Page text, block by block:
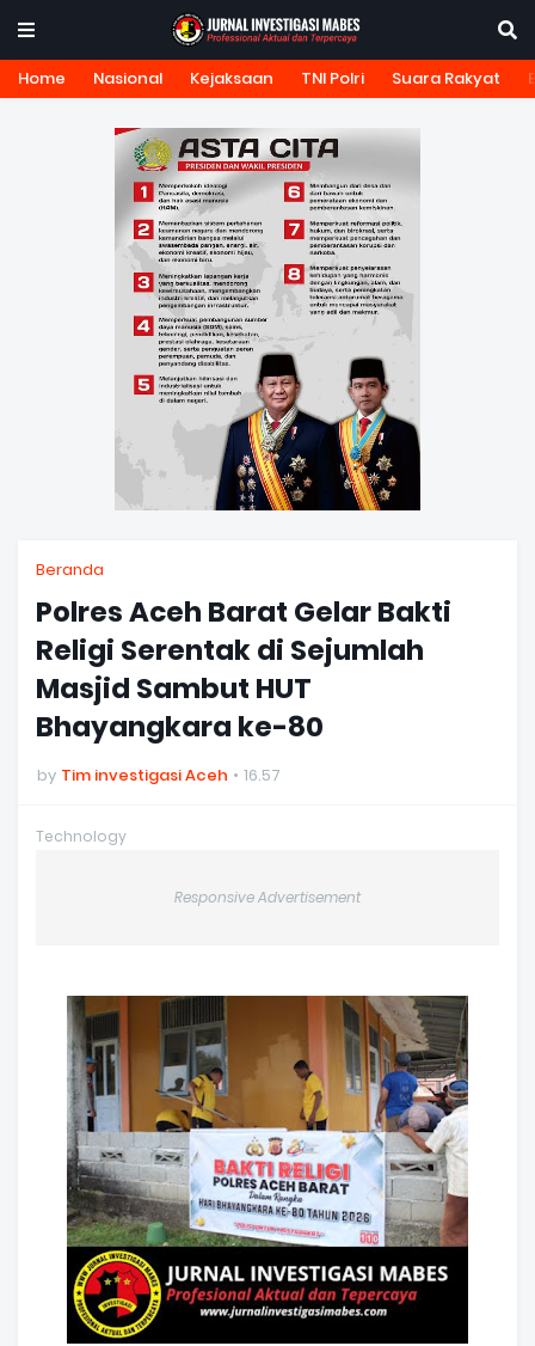
Home Nasional Kejaksaan TNI Polri Suara Rakyat
Beranda
Polres Aceh Barat Gelar Bakti
Religi Serentak di Sejumlah
Masjid Sambut HUT
Bhayangkara ke-80
by Tim investigasi Aceh 16.57
Technology
Responsive Advertisement